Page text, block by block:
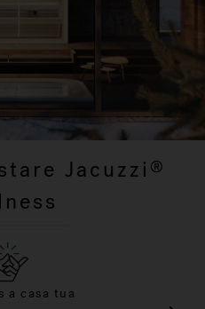
Jacuzzi ®
a casa tua